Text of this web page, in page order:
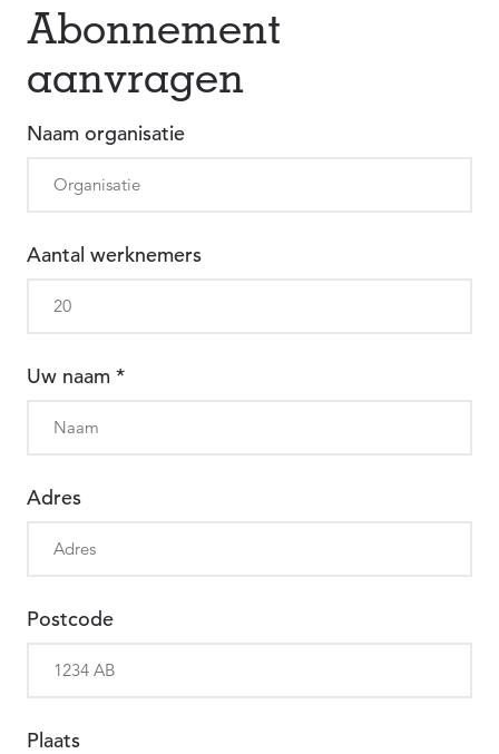
Abonnement
aanvragen
Naam organisatie
Aantal werknemers
Uw naam *
Adres
Postcode
Plaats